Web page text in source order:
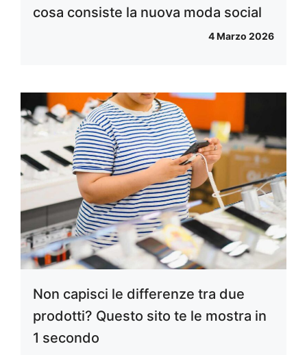
cosa consiste la nuova moda social
4 Marzo 2026
Non capisci le differenze tra due
prodotti? Questo sito te le mostra in
1 secondo